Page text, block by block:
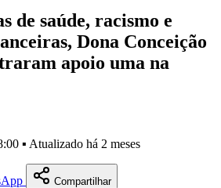
de saúde, racismo e
Dona Conceição
apoio uma na
▪ Atualizado há 2 meses
Compartilhar